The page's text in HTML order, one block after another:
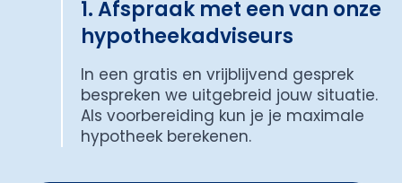
1. Afspraak met een van onze
hypotheekadviseurs
In een gratis en vrijblijvend gesprek
bespreken we uitgebreid jouw situatie.
Als voorbereiding kun je je maximale
hypotheek berekenen.